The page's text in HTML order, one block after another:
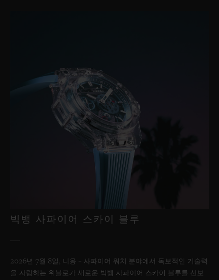
빅뱅 사파이어 스카이 블루
2026년 7월 8일, 니옹 – 사파이어 워치 분야에서 독보적인 기술력
을 자랑하는 위블로가 새로운 빅뱅 사파이어 스카이 블루를 선보